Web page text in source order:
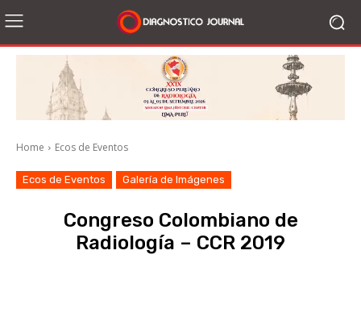
Home Ecos de Eventos
Ecos de Eventos Galería de Imágenes
Congreso Colombiano de
Radiología – CCR 2019